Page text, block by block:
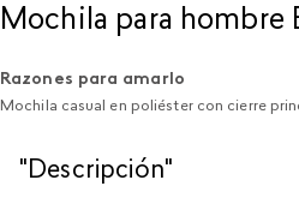
Mochila para hombre
Razones para amarlo
Mochila casual en poliéster con cierre
"Descripción"